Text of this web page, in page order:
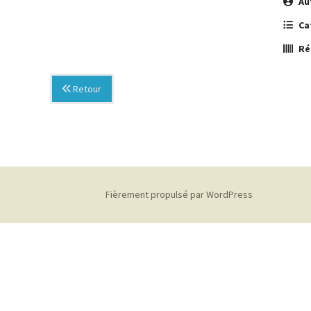
Retour
Fièrement propulsé par WordPress